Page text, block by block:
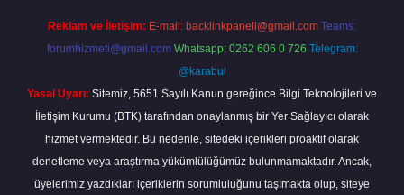
Reklam ve İletişim: E-mail: backlinkpaneli@gmail.com Teams:
forumhizmeti@gmail.com Whatsapp: 0262 606 0 726 Telegram:
@karabul
Yasal Uyarı: Sitemiz, 5651 Sayılı Kanun gereğince Bilgi Teknolojileri ve
İletişim Kurumu (BTK) tarafından onaylanmış bir Yer Sağlayıcı olarak
hizmet vermektedir. Bu nedenle, sitedeki içerikleri proaktif olarak
denetleme veya araştırma yükümlülüğümüz bulunmamaktadır. Ancak,
üyelerimiz yazdıkları içeriklerin sorumluluğunu taşımakta olup, siteye